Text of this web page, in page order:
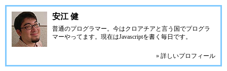
安江 健
普通のプログラマー。今はクロアチアと言う国でプログラ
マーやってます。現在はJavascriptを書く毎日です。
» 詳しいプロフィール